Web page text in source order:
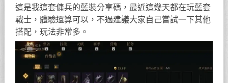
這是我這套傭兵的藍裝分享碼，最近這幾天都在玩藍套
戰士，體驗還算可以，不過建議大家自己嘗試一下其他
搭配，玩法非常多。